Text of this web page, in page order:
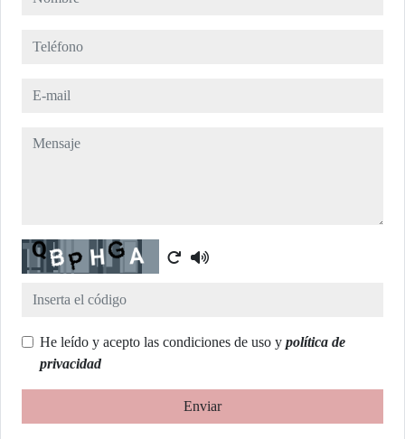
Teléfono
E-mail
Mensaje
Captcha
He leído y acepto las condiciones de uso y política de
privacidad
Enviar